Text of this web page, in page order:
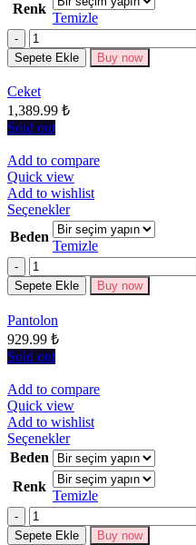
fazla
varyasyonu
Seçenekler
seçilebilir
Renk
Temizle
Miktar
Sepete Ekle Buy now
Ceket
1,389.99 ₺
Sold out
Add to compare
Quick view
Add to wishlist
SeçeneklerBu
ürünün
birden
fazla
varyasyonu
var.
Beden
Temizle
Miktar
Sepete Ekle Buy now
Pantolon
929.99 ₺
Sold out
Add to compare
Quick view
Add to wishlist
SeçeneklerBu
ürünün
birden
fazla
varyasyonu
Seçenekler
Beden
Renk
Temizle
Miktar
Sepete Ekle Buy now